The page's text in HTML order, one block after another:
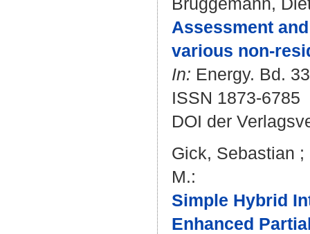
Assessment
various non-
In: Energy. Bd.
ISSN 1873-6785
DOI der
Gick, Sebastian ;
M.:
Simple Hybrid
Enhanced